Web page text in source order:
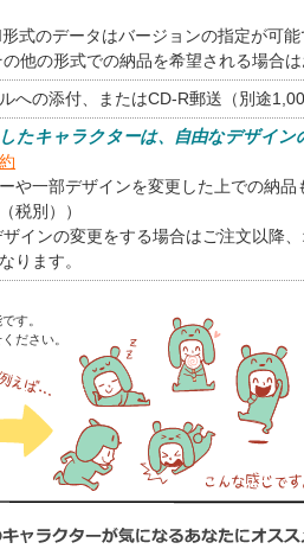
式のデータはバージョンの指定が可能
他の形式での納品を希望される場合
への添付、またはCD-R郵送（別途
たキャラクターは、自由なデザイン
や一部デザインを変更した上での納
税別））
インの変更をする場合はご注文以降
ります。
す。
ださい。